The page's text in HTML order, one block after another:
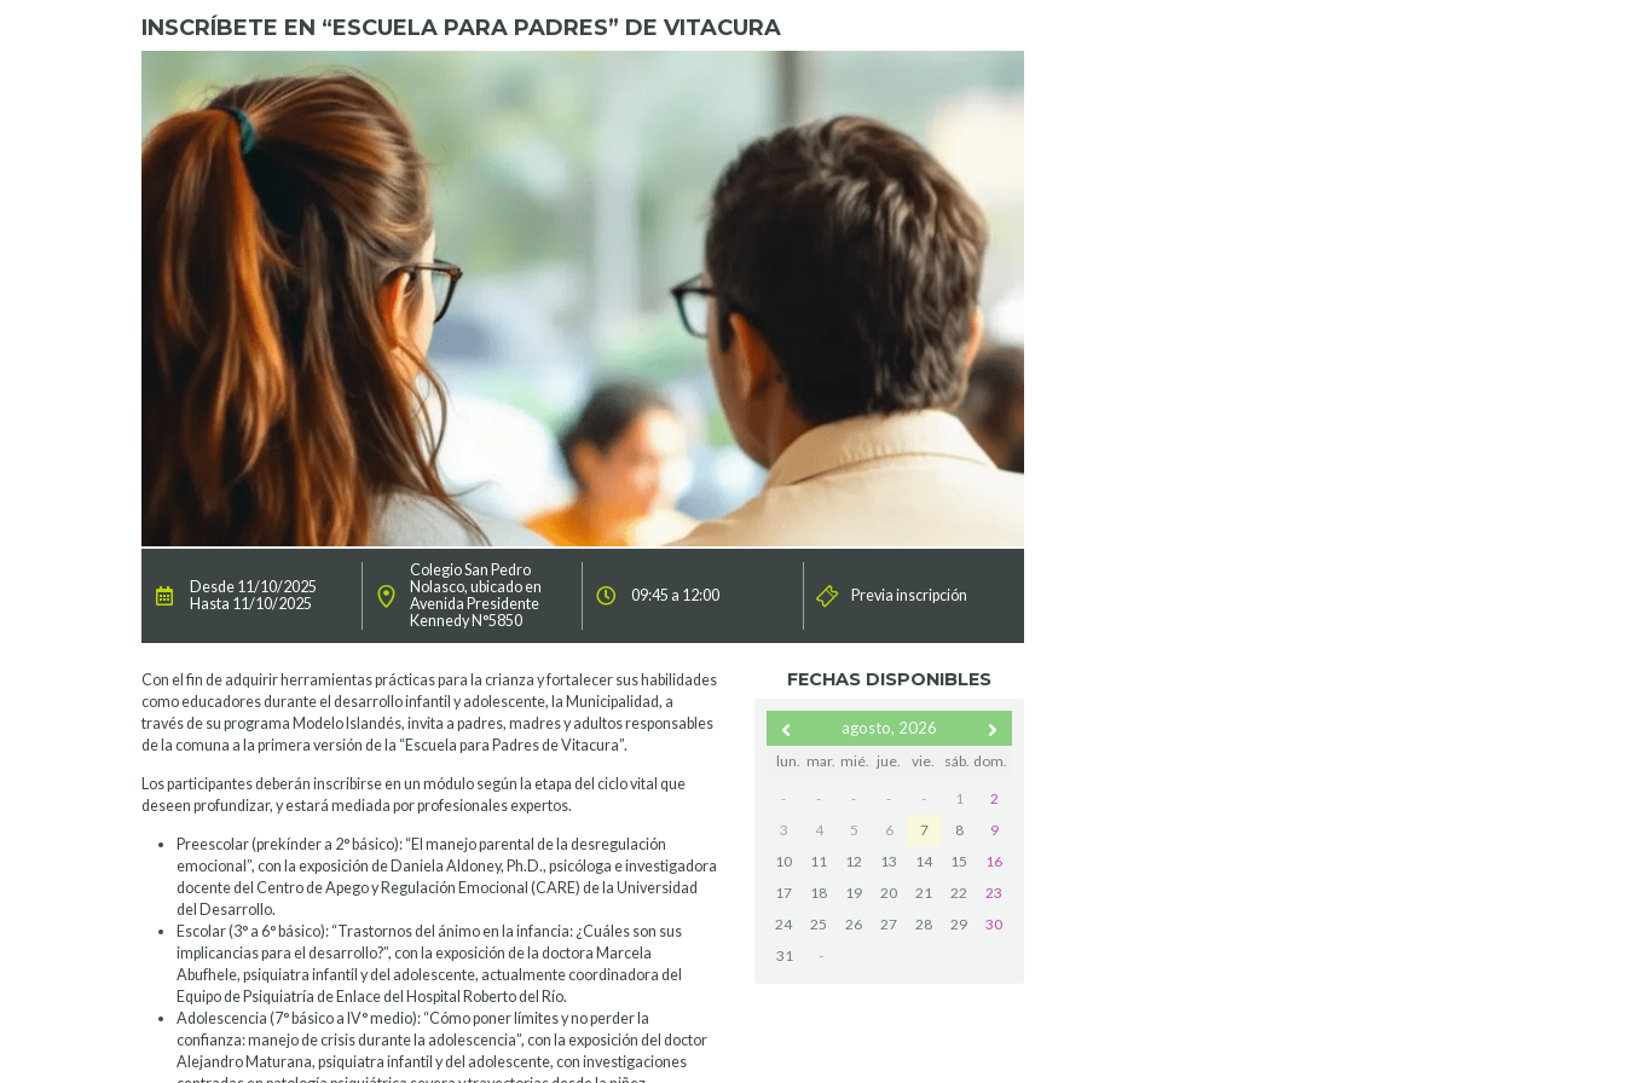
INSCRÍBETE EN “ESCUELA PARA PADRES” DE VITACURA
Desde 11/10/2025
Hasta 11/10/2025
Colegio San Pedro
Nolasco, ubicado en
Avenida Presidente
Kennedy N°5850
09:45 a 12:00 Previa inscripción
Con el fin de adquirir herramientas prácticas para la crianza y fortalecer sus habilidades
como educadores durante el desarrollo infantil y adolescente, la Municipalidad, a
través de su programa Modelo Islandés, invita a padres, madres y adultos responsables
de la comuna a la primera versión de la “Escuela para Padres de Vitacura”.
Los participantes deberán inscribirse en un módulo según la etapa del ciclo vital que
deseen profundizar, y estará mediada por profesionales expertos.
Preescolar (prekínder a 2° básico): “El manejo parental de la desregulación
emocional”, con la exposición de Daniela Aldoney, Ph.D., psicóloga e investigadora
docente del Centro de Apego y Regulación Emocional (CARE) de la Universidad
del Desarrollo.
Escolar (3° a 6° básico): “Trastornos del ánimo en la infancia: ¿Cuáles son sus
implicancias para el desarrollo?”, con la exposición de la doctora Marcela
Abufhele, psiquiatra infantil y del adolescente, actualmente coordinadora del
Equipo de Psiquiatría de Enlace del Hospital Roberto del Río.
Adolescencia (7° básico a IV° medio): “Cómo poner límites y no perder la
confianza: manejo de crisis durante la adolescencia”, con la exposición del doctor
Alejandro Maturana, psiquiatra infantil y del adolescente, con investigaciones
FECHAS DISPONIBLES
agosto, 2026
lun. mar. mié. jue. vie. sáb. dom.
- - - - - 1
2
3
4 5 6 7 8
9
10
11 12 13 14 15
16
17
18 19 20 21 22
23
24
25 26 27 28 29
30
31
-